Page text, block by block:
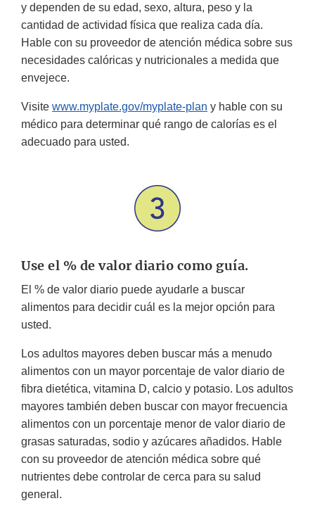
y dependen de su edad, sexo, altura, peso y la
cantidad de actividad física que realiza cada día.
Hable con su proveedor de atención médica sobre sus
necesidades calóricas y nutricionales a medida que
envejece.
Visite www.myplate.gov/myplate-plan y hable con su
médico para determinar qué rango de calorías es el
adecuado para usted.
Use el % de valor diario como guía.
El % de valor diario puede ayudarle a buscar
alimentos para decidir cuál es la mejor opción para
usted.
Los adultos mayores deben buscar más a menudo
alimentos con un mayor porcentaje de valor diario de
fibra dietética, vitamina D, calcio y potasio. Los adultos
mayores también deben buscar con mayor frecuencia
alimentos con un porcentaje menor de valor diario de
grasas saturadas, sodio y azúcares añadidos. Hable
con su proveedor de atención médica sobre qué
nutrientes debe controlar de cerca para su salud
general.